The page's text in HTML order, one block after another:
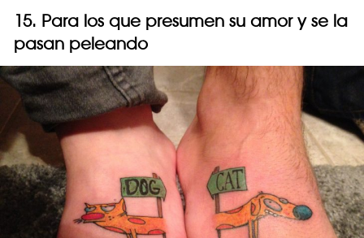
15. Para los que presumen su amor y se la
pasan peleando